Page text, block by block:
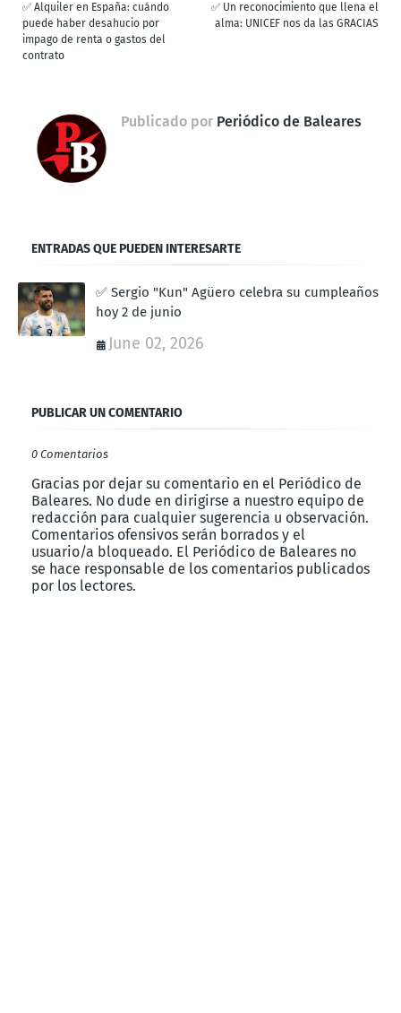
✅ Un reconocimiento que llena el
alma: UNICEF nos da las GRACIAS
✅ Alquiler en España: cuándo
puede haber desahucio por
impago de renta o gastos del
contrato
Publicado por Periódico de Baleares
ENTRADAS QUE PUEDEN INTERESARTE
✅ Sergio "Kun" Agüero celebra su cumpleaños
hoy 2 de junio
June 02, 2026
PUBLICAR UN COMENTARIO
0 Comentarios
Gracias por dejar su comentario en el Periódico de
Baleares. No dude en dirigirse a nuestro equipo de
redacción para cualquier sugerencia u observación.
Comentarios ofensivos serán borrados y el
usuario/a bloqueado. El Periódico de Baleares no
se hace responsable de los comentarios publicados
por los lectores.